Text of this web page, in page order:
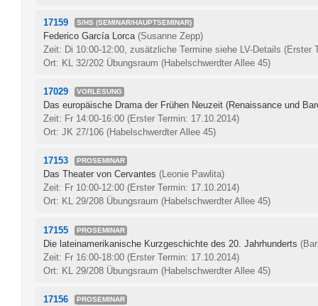
17159 S/HS (SEMINAR/HAUPTSEMINAR)
Federico García Lorca (Susanne Zepp)
Zeit: Di 10:00-12:00, zusätzliche Termine siehe LV-Details (Erster
Ort: KL 32/202 Übungsraum (Habelschwerdter Allee 45)
17029 VORLESUNG
Das europäische Drama der Frühen Neuzeit (Renaissance und
Zeit: Fr 14:00-16:00 (Erster Termin: 17.10.2014)
Ort: JK 27/106 (Habelschwerdter Allee 45)
17153 PROSEMINAR
Das Theater von Cervantes (Leonie Pawlita)
Zeit: Fr 10:00-12:00 (Erster Termin: 17.10.2014)
Ort: KL 29/208 Übungsraum (Habelschwerdter Allee 45)
17155 PROSEMINAR
Die lateinamerikanische Kurzgeschichte des 20. Jahrhunderts
Zeit: Fr 16:00-18:00 (Erster Termin: 17.10.2014)
Ort: KL 29/208 Übungsraum (Habelschwerdter Allee 45)
17156 PROSEMINAR